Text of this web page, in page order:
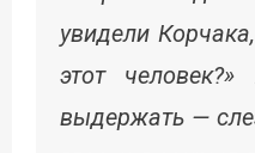
увидели
этот
выдержать —